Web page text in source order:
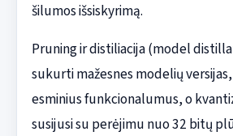
šilumos išsiskyrimą.
Pruning ir distiliacija (model
sukurti mažesnes modelių
esminius funkcionalumus, o
susijusi su perėjimu nuo 32 bitų